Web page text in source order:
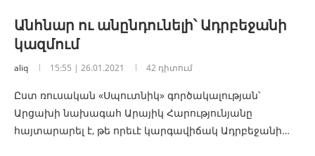
Անհնար ու անընդունելի՝ Ադրբեջանի
կազմում
aliq 15:55 | 26.01.2021 42 դիտում
Ըստ ռուսական «Սպուտնիկ» գործակալության՝
Արցախի նախագահ Արայիկ Հարությունյանը
հայտարարել է, թե որեւէ կարգավիճակ Ադրբեջանի…